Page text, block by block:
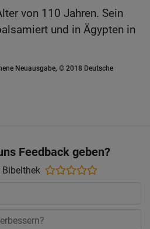
von 110 Jahren. Sein
und in Ägypten in
Neuausgabe, © 2018 Deutsche
Feedback geben?
Bibelthek